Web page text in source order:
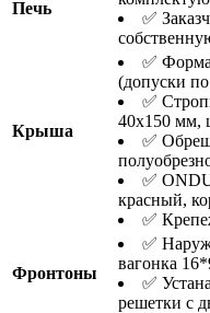
Печь
✅
Крыша
✅
(допуски
✅
40х150 мм,
✅
✅
красный,
✅
Фронтоны
✅
вагонка
✅
решетки с